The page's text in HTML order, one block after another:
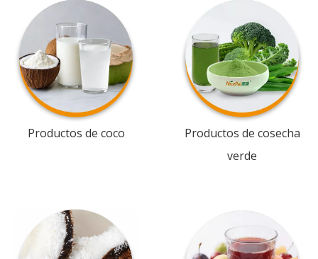
Productos de coco
Productos de cosecha
verde